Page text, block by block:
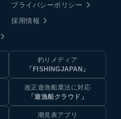
プライバシーポリシー
採用情報
釣りメディア
「FISHINGJAPAN」
改正遊漁船業法に対応
「遊漁船クラウド」
潮見表アプリ